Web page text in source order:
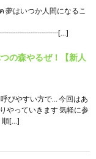
夢はいつか人間になるこ
の森やるぜ！【新人
びやすい方で… 今回はあ
やっていきます 気軽に参
順[…]